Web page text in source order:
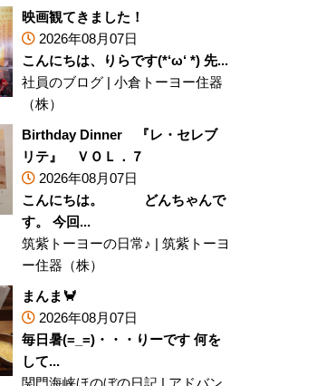
映画観てきました！
2026年08月07日
こんにちは、りらです(*‘ω‘ *) 先...
社員のブログ | 小倉トーヨー住器
（株）
Birthday Dinner 『レ・セレブ
リテ』 ＶＯＬ．７
2026年08月07日
こんにちは。 どんちゃんで
す。 今回...
筑紫トーヨーの日常♪ | 筑紫トーヨ
ー住器（株）
まんま🦀
2026年08月07日
毎日暑(=_=)・・・りーです 何を
して...
関門海峡ほのぼの日記 | アドバン